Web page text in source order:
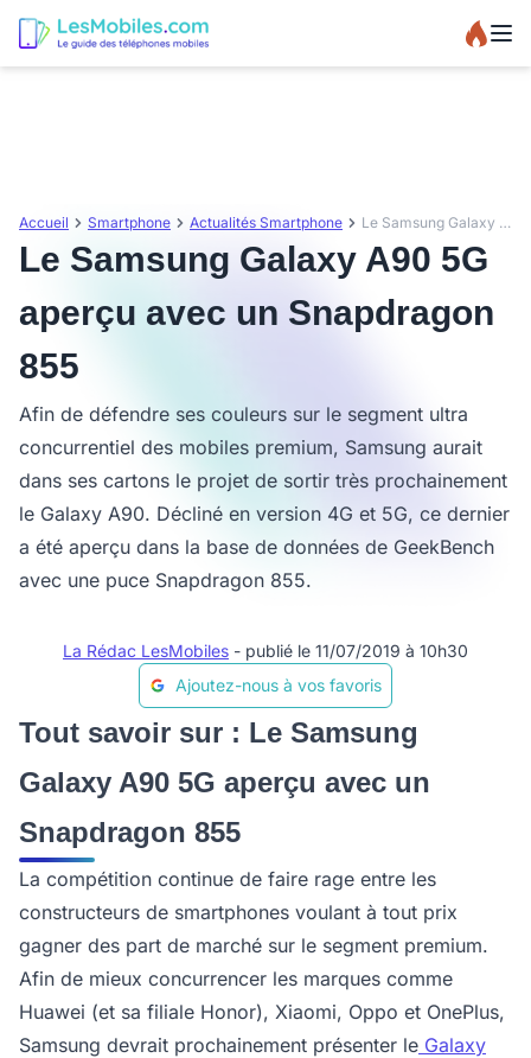
Accueil Smartphone Actualités Smartphone Le Samsung Galaxy A90 5G aperçu avec un Snapdragon 855
Le Samsung Galaxy A90 5G
aperçu avec un Snapdragon
855
Afin de défendre ses couleurs sur le segment ultra
concurrentiel des mobiles premium, Samsung aurait
dans ses cartons le projet de sortir très prochainement
le Galaxy A90. Décliné en version 4G et 5G, ce dernier
a été aperçu dans la base de données de GeekBench
avec une puce Snapdragon 855.
La Rédac LesMobiles - publié le 11/07/2019 à 10h30
Ajoutez-nous à vos favoris
Tout savoir sur : Le Samsung
Galaxy A90 5G aperçu avec un
Snapdragon 855
La compétition continue de faire rage entre les
constructeurs de smartphones voulant à tout prix
gagner des part de marché sur le segment premium.
Afin de mieux concurrencer les marques comme
Huawei (et sa filiale Honor), Xiaomi, Oppo et OnePlus,
Samsung devrait prochainement présenter le Galaxy